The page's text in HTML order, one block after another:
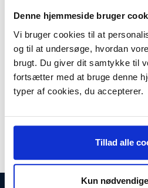
Denne hjemmeside bruger
Vi bruger cookies til at
og til at undersøge, hvordan
brugt. Du giver dit samtykke til
fortsætter med at bruge denne
typer af cookies, du accepterer.
Tillad alle
Kun
vaskemaskiner
Model/varenr.: 101031
229,95 DKK m/Moms
Plus leveringsomkostninger.
39,00 til pakkehops. Fri fragt til
På lager